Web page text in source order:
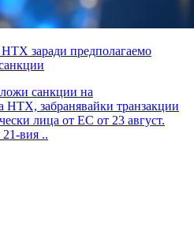
заради предполагаемо
санкции на
HTX, забранявайки транзакции
лица от ЕС от 23 август.
21-вия ..